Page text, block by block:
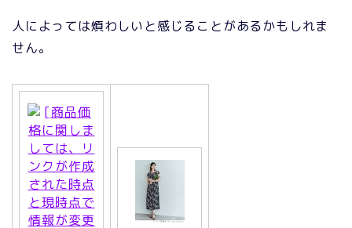
人によっては煩わしいと感じることがあるかもしれま
せん。